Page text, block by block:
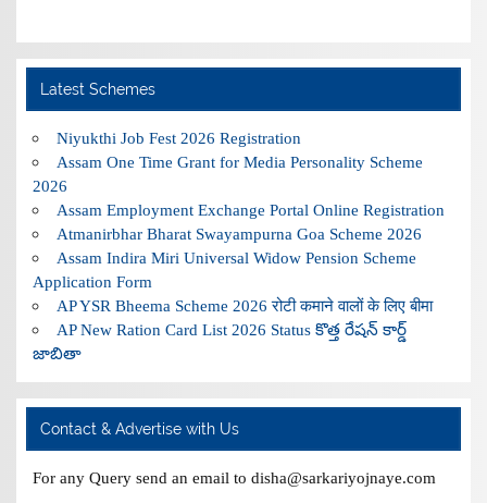
Latest Schemes
Niyukthi Job Fest 2026 Registration
Assam One Time Grant for Media Personality Scheme
2026
Assam Employment Exchange Portal Online Registration
Atmanirbhar Bharat Swayampurna Goa Scheme 2026
Assam Indira Miri Universal Widow Pension Scheme
Application Form
AP YSR Bheema Scheme 2026 रोटी कमाने वालों के लिए बीमा
AP New Ration Card List 2026 Status కొత్త రేషన్ కార్డ్
జాబితా
Contact & Advertise with Us
For any Query send an email to disha@sarkariyojnaye.com